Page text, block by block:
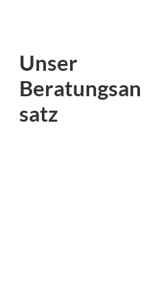
Unser
Beratungsan
satz